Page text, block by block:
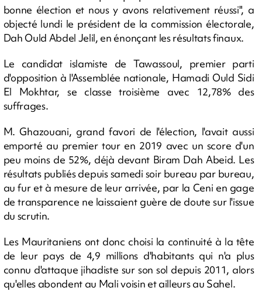
bonne élection et nous y avons relativement réussi", a
objecté lundi le président de la commission électorale,
Dah Ould Abdel Jelil, en énonçant les résultats finaux.
Le candidat islamiste de Tawassoul, premier parti
d'opposition à l'Assemblée nationale, Hamadi Ould Sidi
El Mokhtar, se classe troisième avec 12,78% des
suffrages.
M. Ghazouani, grand favori de l'élection, l'avait aussi
emporté au premier tour en 2019 avec un score d'un
peu moins de 52%, déjà devant Biram Dah Abeid. Les
résultats publiés depuis samedi soir bureau par bureau,
au fur et à mesure de leur arrivée, par la Ceni en gage
de transparence ne laissaient guère de doute sur l'issue
du scrutin.
Les Mauritaniens ont donc choisi la continuité à la tête
de leur pays de 4,9 millions d'habitants qui n'a plus
connu d'attaque jihadiste sur son sol depuis 2011, alors
qu'elles abondent au Mali voisin et ailleurs au Sahel.